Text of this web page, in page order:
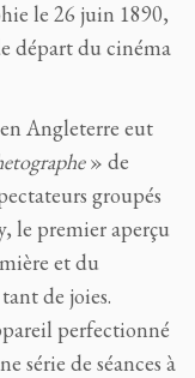
le 26 juin 1890,
départ du cinéma
Angleterre eut
» de
groupés
le premier aperçu
et du
de joies.
perfectionné
série de séances à